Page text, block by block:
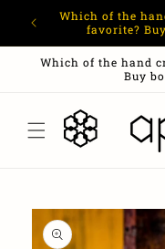
Skip to
content
Which of the
favorite?
Which of the hand
Buy
Skip to
product
information